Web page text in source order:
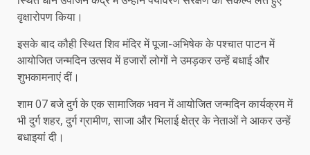
वृक्षारोपण किया।
इसके बाद कौही स्थित शिव मंदिर में पूजा-अभिषेक के पश्चात पाटन में
आयोजित जन्मदिन उत्सव में हजारों लोगों ने उमड़कर उन्हें बधाई और
शुभकामनाएं दीं।
शाम 07 बजे दुर्ग के एक सामाजिक भवन में आयोजित जन्मदिन कार्यक्रम में
भी दुर्ग शहर, दुर्ग ग्रामीण, साजा और भिलाई क्षेत्र के नेताओं ने आकर उन्हें
बधाइयां दी।